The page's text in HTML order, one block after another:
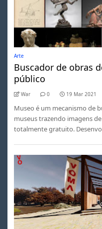
Arte
Buscador de obras
público
War 0 19 Mar 2021
Museo é um mecanismo de
museus trazendo imagens
totalmente gratuito.